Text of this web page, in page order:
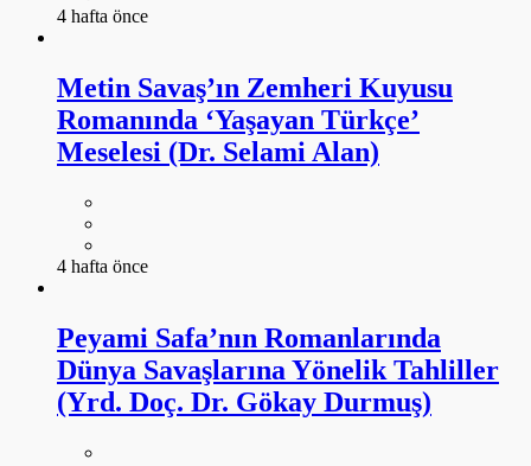
4 hafta önce
Metin Savaş’ın Zemheri Kuyusu
Romanında ‘Yaşayan Türkçe’
Meselesi (Dr. Selami Alan)
4 hafta önce
Peyami Safa’nın Romanlarında
Dünya Savaşlarına Yönelik Tahliller
(Yrd. Doç. Dr. Gökay Durmuş)